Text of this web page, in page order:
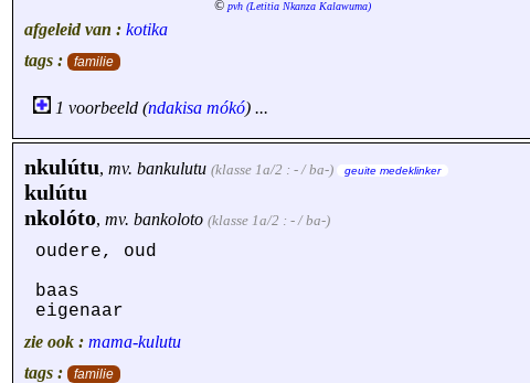
© pvh (Letitia Nkanza Kalawuma)
afgeleid van : kotika
tags :
familie
1 voorbeeld (ndakisa mókó) ...
nkulútu, mv. bankulutu (klasse 1a/2 : - / ba-) geuite medeklinker
kulútu
nkolóto, mv. bankoloto (klasse 1a/2 : - / ba-)
oudere, oud
baas
eigenaar
zie ook : mama-kulutu
tags :
familie